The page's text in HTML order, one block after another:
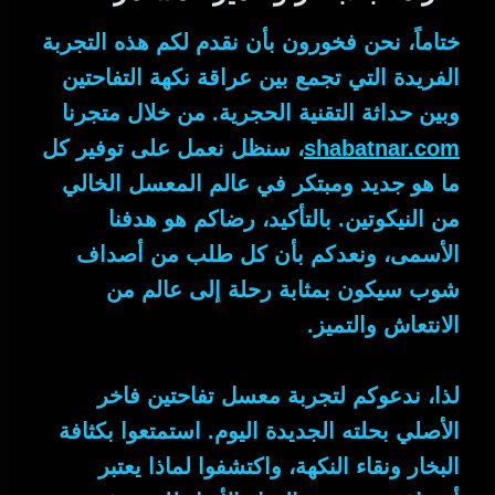
ختاماً، نحن فخورون بأن نقدم لكم هذه التجربة
الفريدة التي تجمع بين عراقة نكهة التفاحتين
وبين حداثة التقنية الحجرية. من خلال متجرنا
shabatnar.com، سنظل نعمل على توفير كل
ما هو جديد ومبتكر في عالم المعسل الخالي
من النيكوتين. بالتأكيد، رضاكم هو هدفنا
الأسمى، ونعدكم بأن كل طلب من أصداف
شوب سيكون بمثابة رحلة إلى عالم من
الانتعاش والتميز.
لذا ، ندعوكم لتجربة معسل تفاحتين فاخر
الأصلي بحلته الجديدة اليوم. استمتعوا بكثافة
البخار ونقاء النكهة، واكتشفوا لماذا يعتبر